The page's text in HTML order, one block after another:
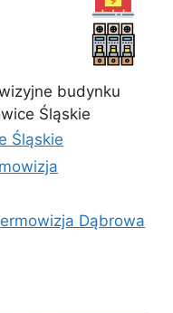
budynku
Śląskie
Śląskie
Dąbrowa